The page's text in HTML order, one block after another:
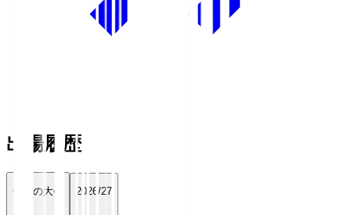
出場履歴
全ての大会 2026/27